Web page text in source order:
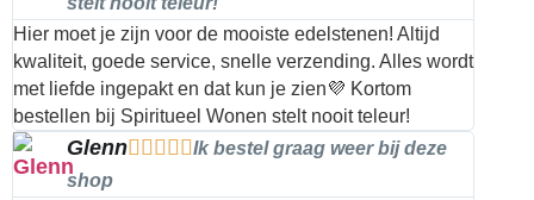
Hier moet je zijn voor de mooiste edelstenen! Altijd
kwaliteit, goede service, snelle verzending. Alles wordt
met liefde ingepakt en dat kun je zien💜 Kortom
bestellen bij Spiritueel Wonen stelt nooit teleur!
Glenn    Ik bestel graag weer bij deze
shop